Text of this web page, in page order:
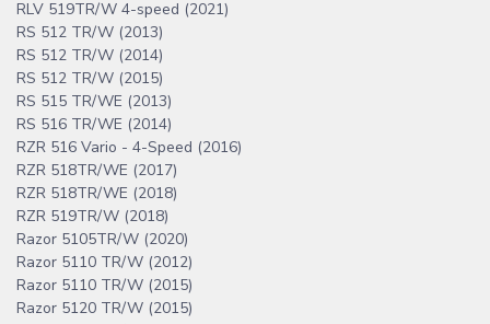
RLV 519TR/W 4-speed (2021)
RS 512 TR/W (2013)
RS 512 TR/W (2014)
RS 512 TR/W (2015)
RS 515 TR/WE (2013)
RS 516 TR/WE (2014)
RZR 516 Vario - 4-Speed (2016)
RZR 518TR/WE (2017)
RZR 518TR/WE (2018)
RZR 519TR/W (2018)
Razor 5105TR/W (2020)
Razor 5110 TR/W (2012)
Razor 5110 TR/W (2015)
Razor 5120 TR/W (2015)